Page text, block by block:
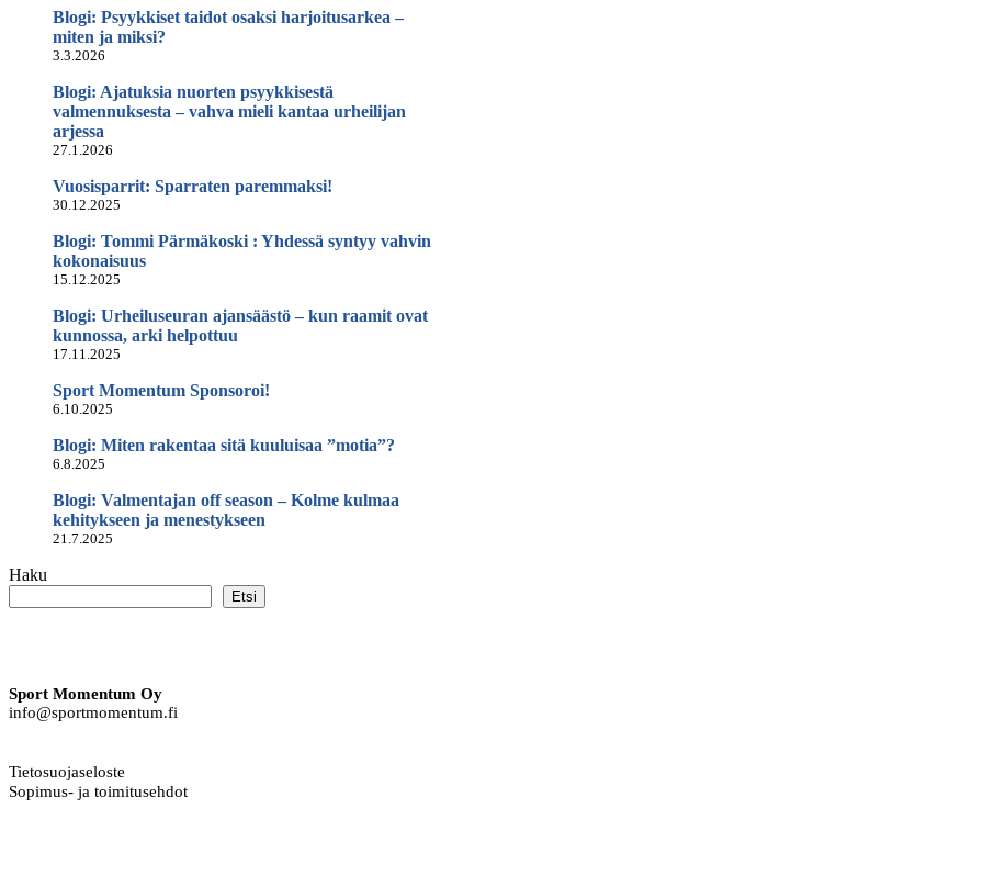
Blogi: Psyykkiset taidot osaksi harjoitusarkea –
miten ja miksi?
3.3.2026
Blogi: Ajatuksia nuorten psyykkisestä
valmennuksesta – vahva mieli kantaa urheilijan
arjessa
27.1.2026
Vuosisparrit: Sparraten paremmaksi!
30.12.2025
Blogi: Tommi Pärmäkoski : Yhdessä syntyy vahvin
kokonaisuus
15.12.2025
Blogi: Urheiluseuran ajansäästö – kun raamit ovat
kunnossa, arki helpottuu
17.11.2025
Sport Momentum Sponsoroi!
6.10.2025
Blogi: Miten rakentaa sitä kuuluisaa ”motia”?
6.8.2025
Blogi: Valmentajan off season – Kolme kulmaa
kehitykseen ja menestykseen
21.7.2025
Haku
Etsi
Sport Momentum Oy
info@sportmomentum.fi
Tietosuojaseloste
Sopimus- ja toimitusehdot